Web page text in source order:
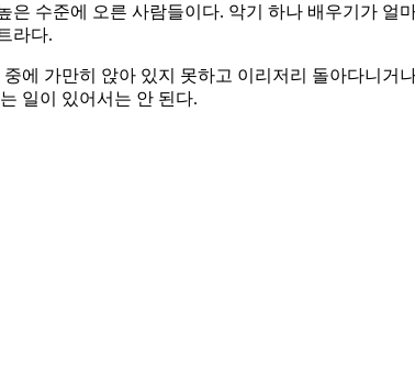
수준에 오른 사람들이다. 악기 하나 배우기가 얼
라다.
에 가만히 앉아 있지 못하고 이리저리 돌아다니거
일이 있어서는 안 된다.